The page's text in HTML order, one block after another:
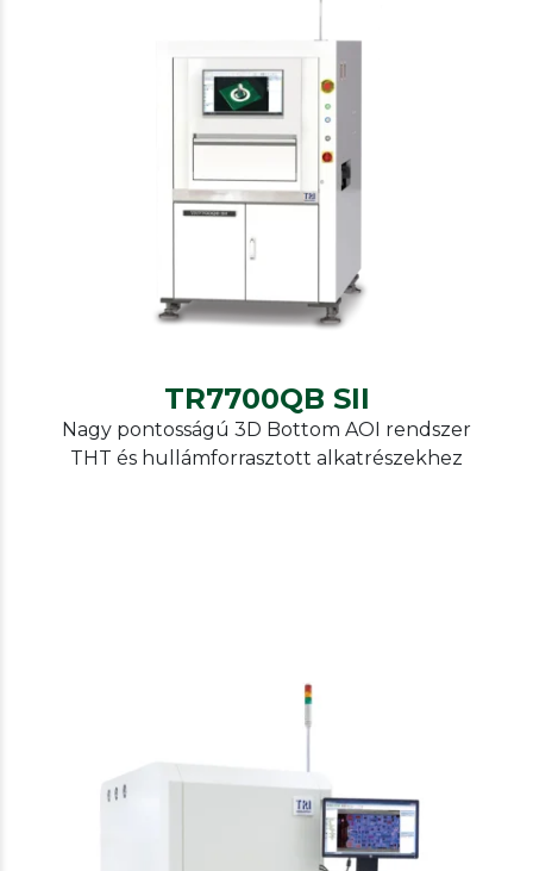
TRI
AOI
TR7700QB SII
TR7700QB SII
Nagy pontosságú 3D Bottom AOI rendszer
THT és hullámforrasztott alkatrészekhez